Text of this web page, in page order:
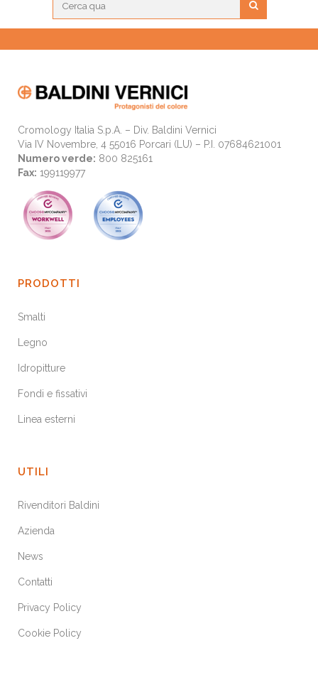
Cromology Italia S.p.A. – Div. Baldini Vernici
Via IV Novembre, 4 55016 Porcari (LU) – P.I. 07684621001
Numero verde: 800 825161
Fax: 199119977
PRODOTTI
Smalti
Legno
Idropitture
Fondi e fissativi
Linea esterni
UTILI
Rivenditori Baldini
Azienda
News
Contatti
Privacy Policy
Cookie Policy